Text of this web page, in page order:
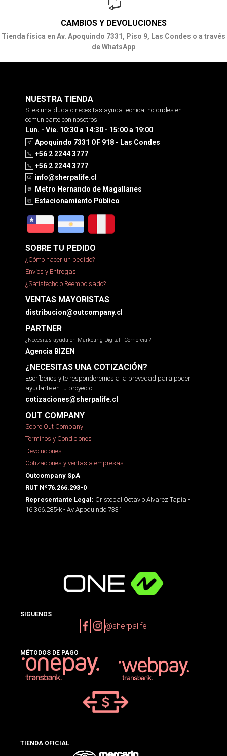
CAMBIOS Y DEVOLUCIONES
Tienda física en Av. Apoquindo 7331, Piso 9, Las Condes o a través
de WhatsApp
NUESTRA TIENDA
Si es una duda o necesitas ayuda tecnica, no dudes en
comunicarte con nosotros
Lun. - Vie. 10:30 a 14:30 - 15:00 a 19:00
Apoquindo 7331 OF 918 - Las Condes
+56 2 2244 3777
+56 2 2244 3777
info@sherpalife.cl
Metro Hernando de Magallanes
Estacionamiento Público
SOBRE TU PEDIDO
¿Cómo hacer un pedido?
Envíos y Entregas
¿Satisfecho o Reembolsado?
VENTAS MAYORISTAS
distribucion@outcompany.cl
PARTNER
¿Necesitas ayuda en Marketing Digital - Comercial?
Agencia BIZEN
¿NECESITAS UNA COTIZACIÓN?
Escríbenos y te responderemos a la brevedad para poder
ayudarte en tu proyecto.
cotizaciones@sherpalife.cl
OUT COMPANY
Sobre Out Company
Términos y Condiciones
Devoluciones
Cotizaciones y ventas a empresas
Outcompany SpA
RUT Nº76.266.293-0
Representante Legal: Cristobal Octavio Alvarez Tapia -
16.366.285-k - Av Apoquindo 7331
SIGUENOS
@sherpalife
MÉTODOS DE PAGO
TIENDA OFICIAL